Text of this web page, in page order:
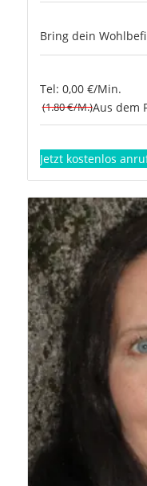
Bring dein
Tel: 0,00 €/Min.
(1.80 €/M.)Aus dem
Jetzt kostenlos